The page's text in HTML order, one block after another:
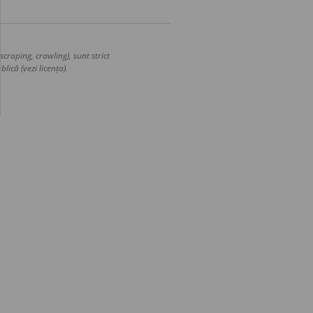
crawling), sunt strict
(vezi licența).